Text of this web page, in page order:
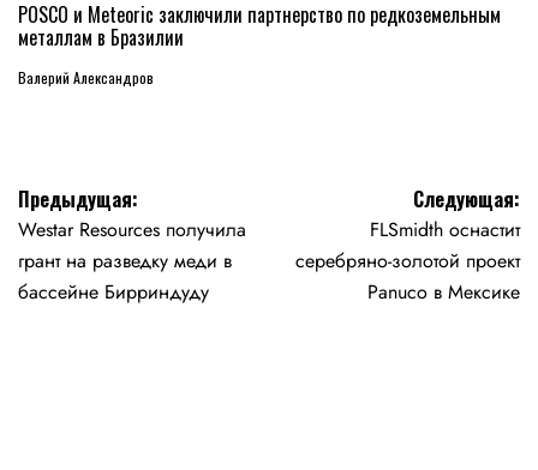
ВPOSCO и Meteoric заключили партнерство по редкоземельным
металлам в Бразилии
Валерий Александров
Навигация
по
записям
Предыдущая:
Westar Resources получила
грант на разведку меди в
бассейне Бирриндуду
Следующая:
FLSmidth оснастит
серебряно-золотой проект
Panuco в Мексике